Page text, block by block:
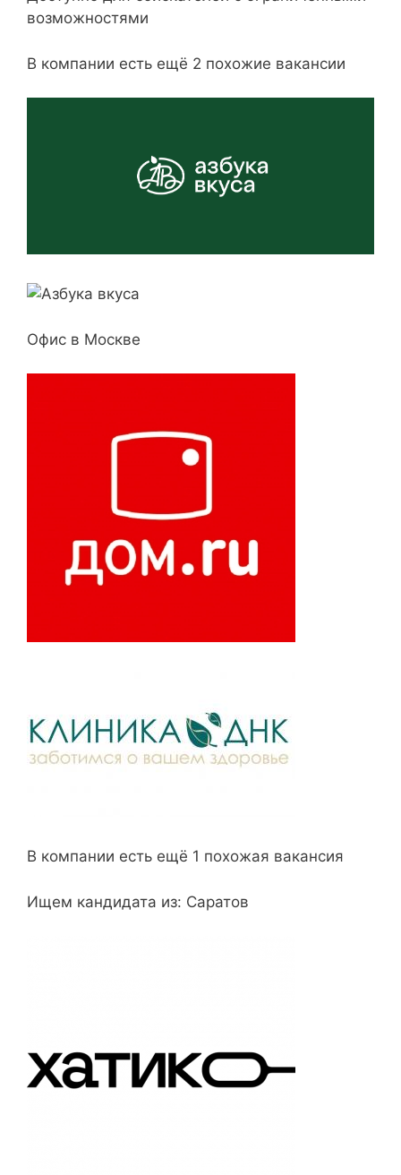
возможностями
В компании есть ещё 2 похожие вакансии
Офис в Москве
В компании есть ещё 1 похожая вакансия
Ищем кандидата из: Саратов